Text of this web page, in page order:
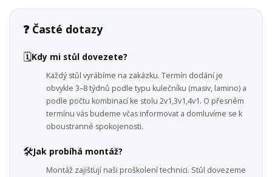
❓ Časté dotazy
🗓️Kdy mi stůl dovezete?
Každý stůl vyrábíme na zakázku. Termín dodání je
obvykle 3–8 týdnů podle typu kulečníku (masiv, lamino) a
podle počtu kombinací ke stolu 2v1,3v1,4v1. O přesném
termínu vás budeme včas informovat a domluvíme se k
oboustranné spokojenosti.
🛠️Jak probíhá montáž?
Montáž zajišťují naši proškolení technici. Stůl dovezeme